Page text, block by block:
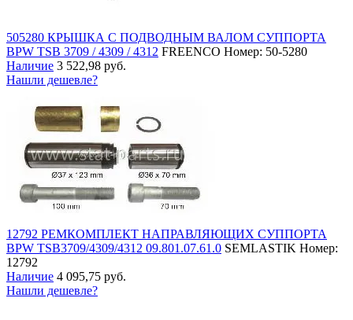
505280 КРЫШКА С ПОДВОДНЫМ ВАЛОМ СУППОРТА
BPW TSB 3709 / 4309 / 4312 FREENCO Номер: 50-5280
Наличие 3 522,98 руб.
Нашли дешевле?
12792 РЕМКОМПЛЕКТ НАПРАВЛЯЮЩИХ СУППОРТА
BPW TSB3709/4309/4312 09.801.07.61.0 SEMLASTIK Номер:
12792
Наличие 4 095,75 руб.
Нашли дешевле?